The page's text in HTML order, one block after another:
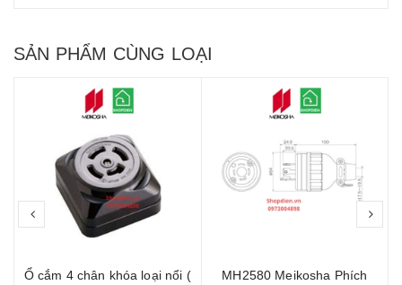
SẢN PHẨM CÙNG LOẠI
Ổ cắm 4 chân khóa loại nổi (
MH2580 Meikosha Phích
prev